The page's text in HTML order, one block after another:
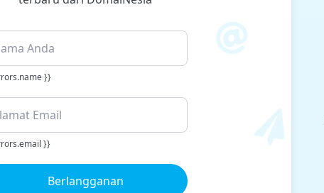
}}
}}
Berlangganan